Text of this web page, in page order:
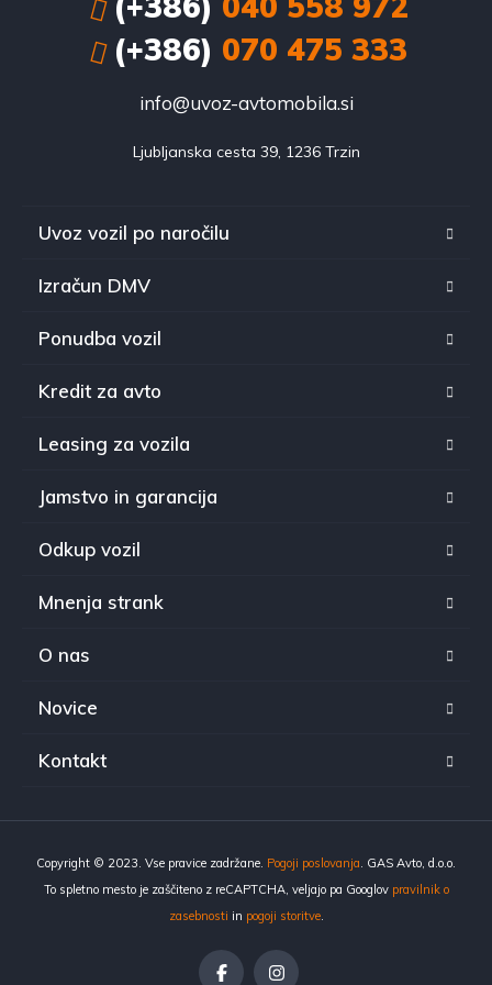
(+386) 070 475 333
info@uvoz-avtomobila.si
Ljubljanska cesta 39, 1236 Trzin
Uvoz vozil po naročilu
Izračun DMV
Ponudba vozil
Kredit za avto
Leasing za vozila
Jamstvo in garancija
Odkup vozil
Mnenja strank
O nas
Novice
Kontakt
Copyright © 2023. Vse pravice zadržane. Pogoji poslovanja. GAS Avto, d.o.o.
To spletno mesto je zaščiteno z reCAPTCHA, veljajo pa Googlov pravilnik o
zasebnosti in pogoji storitve.